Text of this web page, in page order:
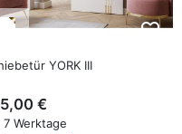
favorite_border
YORK III
€
7 Werktage